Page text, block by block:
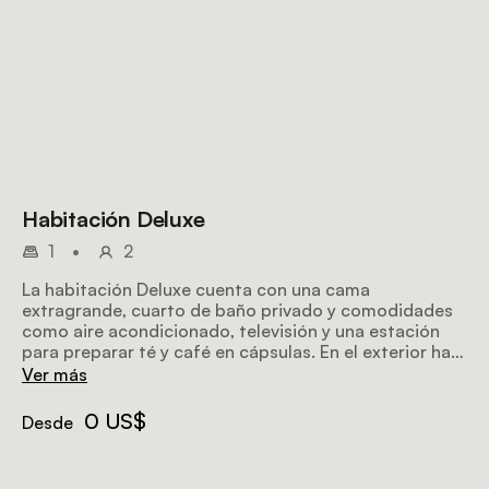
Habitación Deluxe
1 •
2
La habitación Deluxe cuenta con una cama
extragrande, cuarto de baño privado y comodidades
como aire acondicionado, televisión y una estación
para preparar té y café en cápsulas. En el exterior hay
un pequeño patio donde los huéspedes pueden
Ver más
Desde 0 US$